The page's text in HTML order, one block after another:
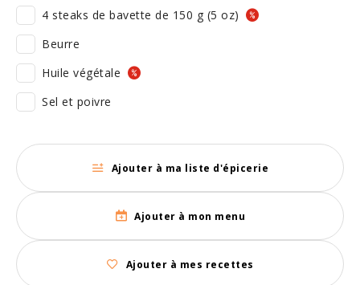
4 steaks de bavette de 150 g (5 oz)
Beurre
Huile végétale
Sel et poivre
Ajouter à ma liste d'épicerie
Ajouter à mon menu
Ajouter à mes recettes